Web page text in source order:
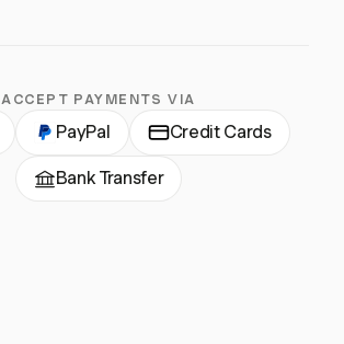
ACCEPT PAYMENTS VIA
PayPal Credit Cards
Bank Transfer